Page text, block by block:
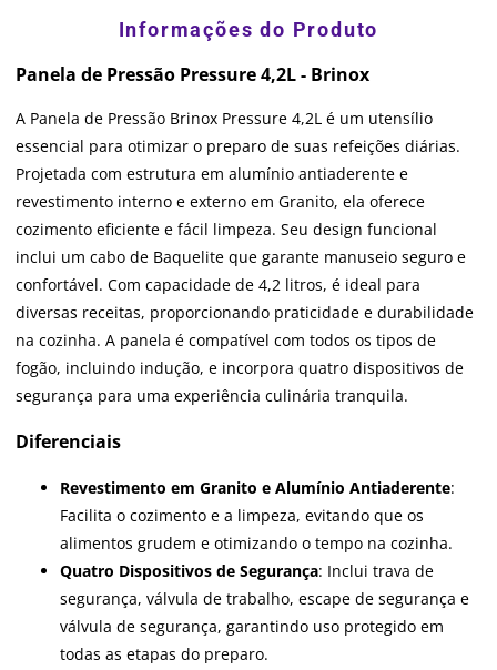
Panela de Pressão Pressure 4,2L - Brinox
A Panela de Pressão Brinox Pressure 4,2L é um utensílio
essencial para otimizar o preparo de suas refeições diárias.
Projetada com estrutura em alumínio antiaderente e
revestimento interno e externo em Granito, ela oferece
cozimento eficiente e fácil limpeza. Seu design funcional
inclui um cabo de Baquelite que garante manuseio seguro e
confortável. Com capacidade de 4,2 litros, é ideal para
diversas receitas, proporcionando praticidade e durabilidade
na cozinha. A panela é compatível com todos os tipos de
fogão, incluindo indução, e incorpora quatro dispositivos de
segurança para uma experiência culinária tranquila.
Diferenciais
Revestimento em Granito e Alumínio Antiaderente:
Facilita o cozimento e a limpeza, evitando que os
alimentos grudem e otimizando o tempo na cozinha.
Quatro Dispositivos de Segurança: Inclui trava de
segurança, válvula de trabalho, escape de segurança e
válvula de segurança, garantindo uso protegido em
todas as etapas do preparo.